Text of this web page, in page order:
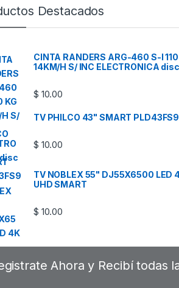
Destacados
CINTA RANDERS ARG-460 S-I 110
14KM/H S/ INC ELECTRONICA disc
$ 10.00
TV PHILCO 43" SMART
$ 10.00
TV NOBLEX 55" DJ55X6500 LED
UHD SMART
$ 10.00
Ahora y Recibí todas